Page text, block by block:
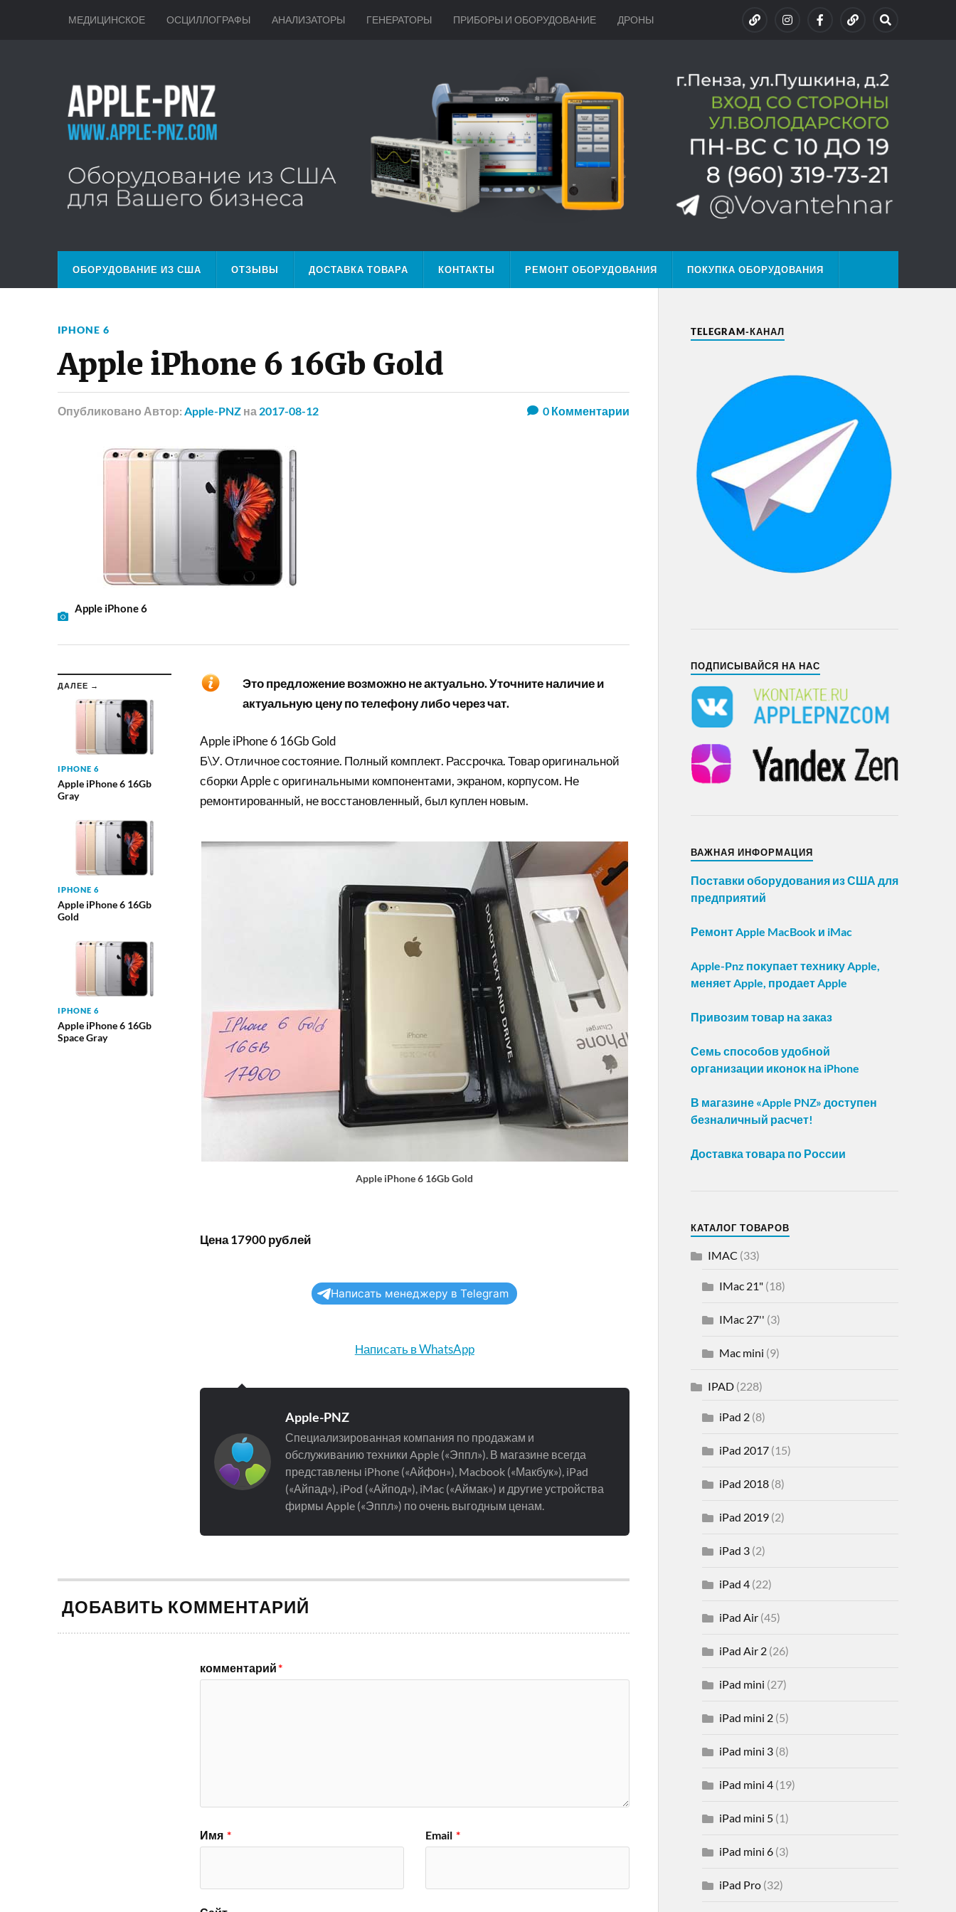
МЕДИЦИНСКОЕ ОСЦИЛЛОГРАФЫ АНАЛИЗАТОРЫ ГЕНЕРАТОРЫ ПРИБОРЫ И ОБОРУДОВАНИЕ ДРОНЫ
ОБОРУДОВАНИЕ ИЗ США ОТЗЫВЫ ДОСТАВКА ТОВАРА КОНТАКТЫ РЕМОНТ ОБОРУДОВАНИЯ ПОКУПКА ОБОРУДОВАНИЯ
IPHONE 6
Apple iPhone 6 16Gb Gold
Опубликовано Автор: Apple-PNZ на 2017-08-12 0Комментарии
Apple iPhone 6
ДАЛЕЕ →
IPHONE 6
Apple iPhone 6 16Gb
Gray
IPHONE 6
Apple iPhone 6 16Gb
Gold
IPHONE 6
Apple iPhone 6 16Gb
Space Gray
Это предложение возможно не актуально. Уточните наличие и
актуальную цену по телефону либо через чат.
Apple iPhone 6 16Gb Gold
Б\У. Отличное состояние. Полный комплект. Рассрочка. Товар оригинальной
сборки Apple с оригинальными компонентами, экраном, корпусом. Не
ремонтированный, не восстановленный, был куплен новым.
Apple iPhone 6 16Gb Gold
Цена 17900 рублей
Написать менеджеру в Telegram
Написать в WhatsApp
Apple-PNZ
Специализированная компания по продажам и
обслуживанию техники Apple («Эппл»). В магазине всегда
представлены iPhone («Айфон»), Macbook («Макбук»), iPad
(«Айпад»), iPod («Айпод»), iMac («Аймак») и другие устройства
фирмы Apple («Эппл») по очень выгодным ценам.
ДОБАВИТЬ КОММЕНТАРИЙ
комментарий*
Имя * Email *
TELEGRAM-КАНАЛ
ПОДПИСЫВАЙСЯ НА НАС
ВАЖНАЯ ИНФОРМАЦИЯ
Поставки оборудования из США для
предприятий
Ремонт Apple MacBook и iMac
Apple-Pnz покупает технику Apple,
меняет Apple, продает Apple
Привозим товар на заказ
Семь способов удобной
организации иконок на iPhone
В магазине «Apple PNZ» доступен
безналичный расчет!
Доставка товара по России
КАТАЛОГ ТОВАРОВ
IMAC (33)
IMac 21"(18)
IMac 27'' (3)
Mac mini (9)
IPAD(228)
iPad 2(8)
iPad 2017(15)
iPad 2018(8)
iPad 2019(2)
iPad 3(2)
iPad 4(22)
iPad Air(45)
iPad Air 2(26)
iPad mini (27)
iPad mini 2(5)
iPad mini 3(8)
iPad mini 4(19)
iPad mini 5(1)
iPad mini 6(3)
iPad Pro(32)